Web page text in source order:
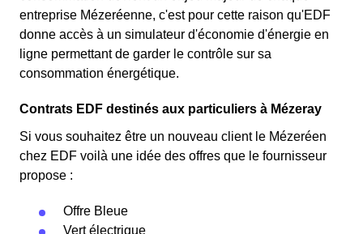
entreprise Mézeréenne, c'est pour cette raison qu'EDF
donne accès à un simulateur d'économie d'énergie en
ligne permettant de garder le contrôle sur sa
consommation énergétique.
Contrats EDF destinés aux particuliers à Mézeray
Si vous souhaitez être un nouveau client le Mézeréen
chez EDF voilà une idée des offres que le fournisseur
propose :
Offre Bleue
Vert électrique